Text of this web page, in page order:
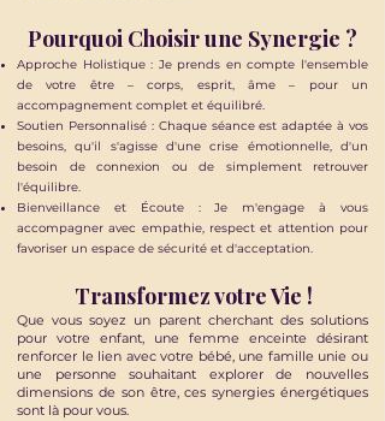
Pourquoi Choisir une Synergie ?
Approche Holistique : Je prends en compte l'ensemble
de votre être – corps, esprit, âme – pour un
accompagnement complet et équilibré.
Soutien Personnalisé : Chaque séance est adaptée à vos
besoins, qu'il s'agisse d'une crise émotionnelle, d'un
besoin de connexion ou de simplement retrouver
l'équilibre.
Bienveillance et Écoute : Je m'engage à vous
accompagner avec empathie, respect et attention pour
favoriser un espace de sécurité et d'acceptation.
Transformez votre Vie !
Que vous soyez un parent cherchant des solutions
pour votre enfant, une femme enceinte désirant
renforcer le lien avec votre bébé, une famille unie ou
une personne souhaitant explorer de nouvelles
dimensions de son être, ces synergies énergétiques
sont là pour vous.